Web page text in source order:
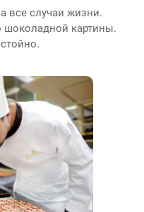
все случаи жизни.
картины.